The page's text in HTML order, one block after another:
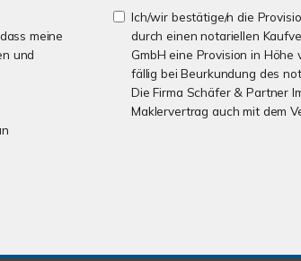
meine
und
Ich/wir bestätige/n die
durch einen notariellen
GmbH eine Provision in Höhe
fällig bei Beurkundung des
Die Firma Schäfer & Partner
Maklervertrag auch mit dem